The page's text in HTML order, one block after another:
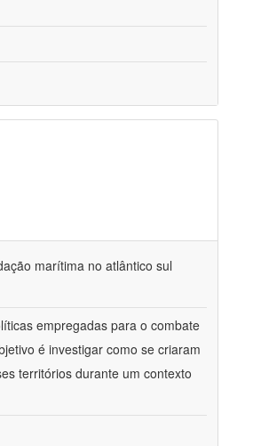
marítima no atlântico sul
empregadas para o combate
é investigar como se criaram
territórios durante um contexto